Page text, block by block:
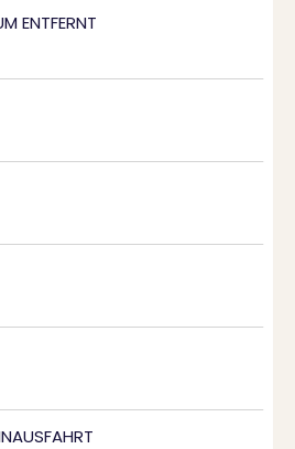
ENTFERNT